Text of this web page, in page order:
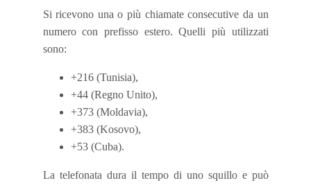
Si ricevono una o più chiamate consecutive da un
numero con prefisso estero. Quelli più utilizzati
sono:
+216 (Tunisia),
+44 (Regno Unito),
+373 (Moldavia),
+383 (Kosovo),
+53 (Cuba).
La telefonata dura il tempo di uno squillo e può